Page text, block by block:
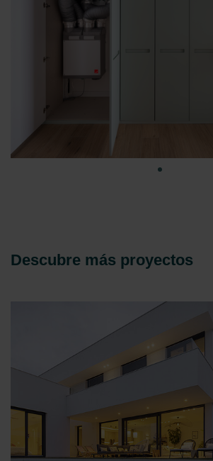
Zehnder Group UK Limited: Privacy Policy
Descubre más proyectos